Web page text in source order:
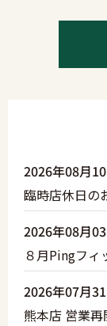
2026年08月
臨時店休日の
2026年08月
８月Pingフィ
2026年07月
熊本店 営業再